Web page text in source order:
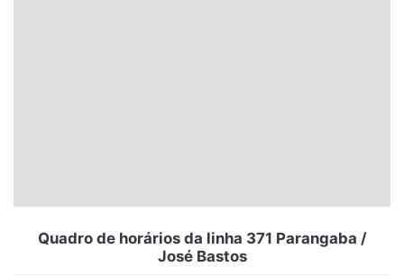
Quadro de horários da linha 371 Parangaba /
José Bastos